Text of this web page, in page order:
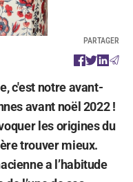
PARTAGER
c'est notre avant-
avant noël 2022 !
les origines du
trouver mieux.
a l’habitude